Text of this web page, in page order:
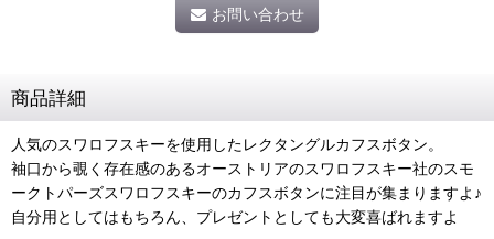
お問い合わせ
商品詳細
人気のスワロフスキーを使用したレクタングルカフスボタン。
袖口から覗く存在感のあるオーストリアのスワロフスキー社のスモ
ークトパーズスワロフスキーのカフスボタンに注目が集まりますよ♪
自分用としてはもちろん、プレゼントとしても大変喜ばれますよ